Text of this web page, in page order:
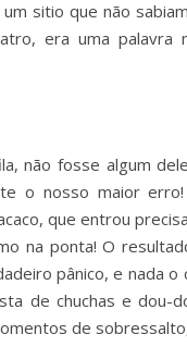
sitio que não
era uma
não fosse algum
o nosso maior
que entrou
na ponta! O
pânico, e nada
de chuchas e dou-
de